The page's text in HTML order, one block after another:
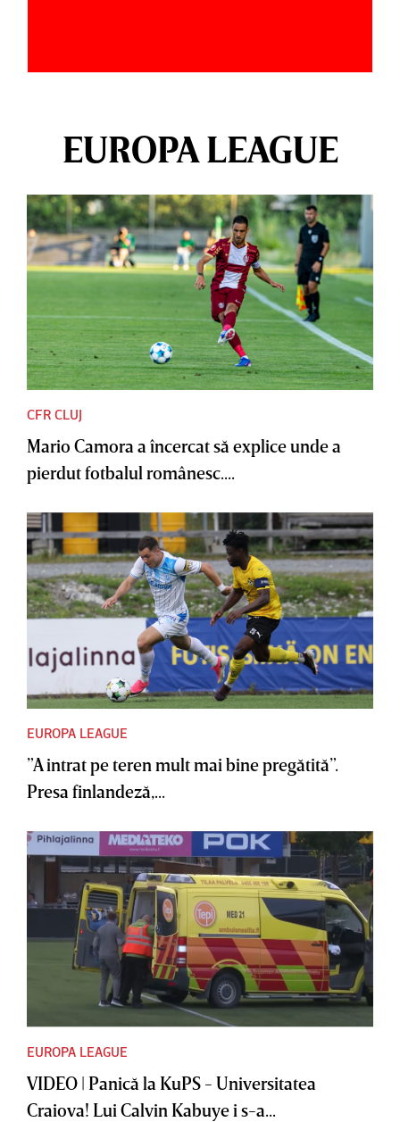
EUROPA LEAGUE
CFR CLUJ
Mario Camora a încercat să explice unde a
pierdut fotbalul românesc....
EUROPA LEAGUE
”A intrat pe teren mult mai bine pregătită”.
Presa finlandeză,...
EUROPA LEAGUE
VIDEO | Panică la KuPS - Universitatea
Craiova! Lui Calvin Kabuye i s-a...